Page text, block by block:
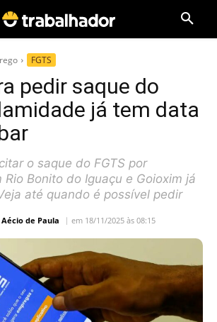
FGTS
pedir saque do
já tem data
o saque do FGTS por
Bonito do Iguaçu e Goioxim já
até quando é possível pedir
Aécio de Paula em 18/11/2025 às 08:15